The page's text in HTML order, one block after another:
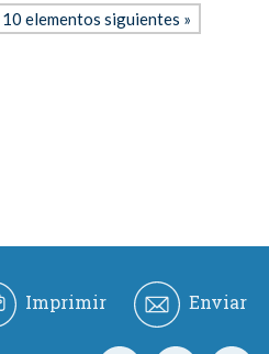
10 elementos siguientes »
Imprimir Enviar